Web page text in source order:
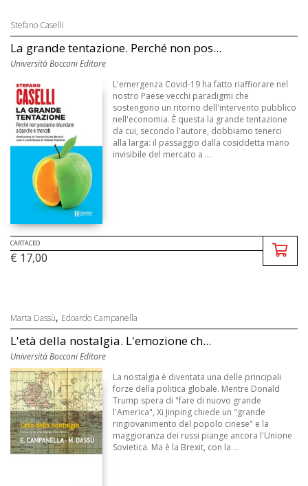
Stefano Caselli
La grande tentazione. Perché non pos...
Università Bocconi Editore
L'emergenza Covid-19 ha fatto riaffiorare nel
nostro Paese vecchi paradigmi che
sostengono un ritorno dell'intervento pubblico
nell'economia. È questa la grande tentazione
da cui, secondo l'autore, dobbiamo tenerci
alla larga: il passaggio dalla cosiddetta mano
invisibile del mercato a ...
CARTACEO
€ 17,00
Marta Dassù, Edoardo Campanella
L'età della nostalgia. L'emozione ch...
Università Bocconi Editore
La nostalgia è diventata una delle principali
forze della politica globale. Mentre Donald
Trump spera di "fare di nuovo grande
l'America", Xi Jinping chiede un "grande
ringiovanimento del popolo cinese" e la
maggioranza dei russi piange ancora l'Unione
Sovietica. Ma è la Brexit, con la ...